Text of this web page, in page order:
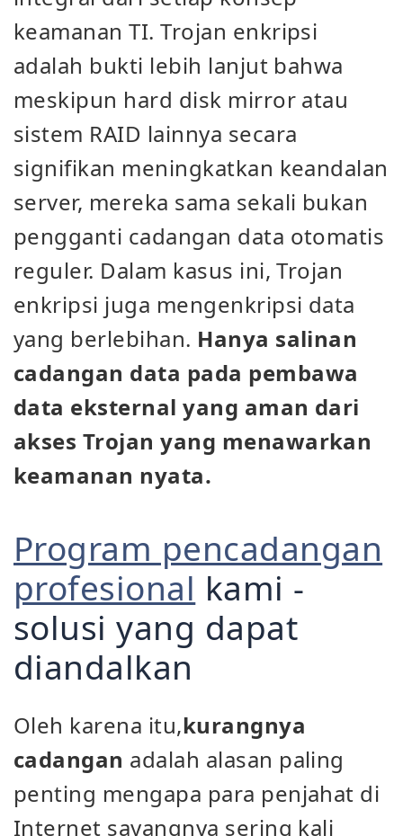
keamanan TI. Trojan enkripsi
adalah bukti lebih lanjut bahwa
meskipun hard disk mirror atau
sistem RAID lainnya secara
signifikan meningkatkan keandalan
server, mereka sama sekali bukan
pengganti cadangan data otomatis
reguler. Dalam kasus ini, Trojan
enkripsi juga mengenkripsi data
yang berlebihan. Hanya salinan
cadangan data pada pembawa
data eksternal yang aman dari
akses Trojan yang menawarkan
keamanan nyata.
Program pencadangan
profesional kami -
solusi yang dapat
diandalkan
Oleh karena itu,kurangnya
cadangan adalah alasan paling
penting mengapa para penjahat di
Internet sayangnya sering kali